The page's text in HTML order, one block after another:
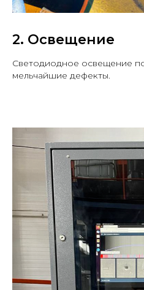
2. Освещение
Светодиодное освещение
мельчайшие дефекты.